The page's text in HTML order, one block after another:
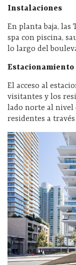
Instalaciones
En planta baja, las
spa con piscina,
lo largo del
Estacionamiento
El acceso al
visitantes y los
lado norte al nivel
residentes a